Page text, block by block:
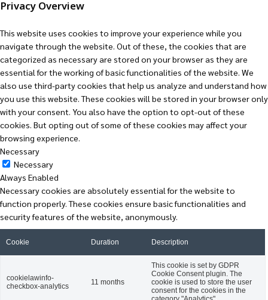
Privacy Overview
This website uses cookies to improve your experience while you
navigate through the website. Out of these, the cookies that are
categorized as necessary are stored on your browser as they are
essential for the working of basic functionalities of the website. We
also use third-party cookies that help us analyze and understand how
you use this website. These cookies will be stored in your browser only
with your consent. You also have the option to opt-out of these
cookies. But opting out of some of these cookies may affect your
browsing experience.
Necessary
Necessary
Always Enabled
Necessary cookies are absolutely essential for the website to
function properly. These cookies ensure basic functionalities and
security features of the website, anonymously.
Cookie Duration Description
cookielawinfo-
checkbox-analytics
11 months
This cookie is set by GDPR
Cookie Consent plugin. The
cookie is used to store the user
consent for the cookies in the